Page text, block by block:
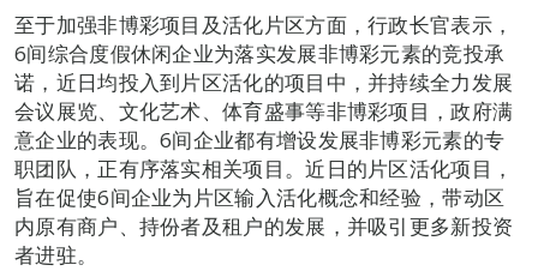
至于加强非博彩项目及活化片区方面，行政长官表示，
6间综合度假休闲企业为落实发展非博彩元素的竞投承
诺，近日均投入到片区活化的项目中，并持续全力发展
会议展览、文化艺术、体育盛事等非博彩项目，政府满
意企业的表现。6间企业都有增设发展非博彩元素的专
职团队，正有序落实相关项目。近日的片区活化项目，
旨在促使6间企业为片区输入活化概念和经验，带动区
内原有商户、持份者及租户的发展，并吸引更多新投资
者进驻。